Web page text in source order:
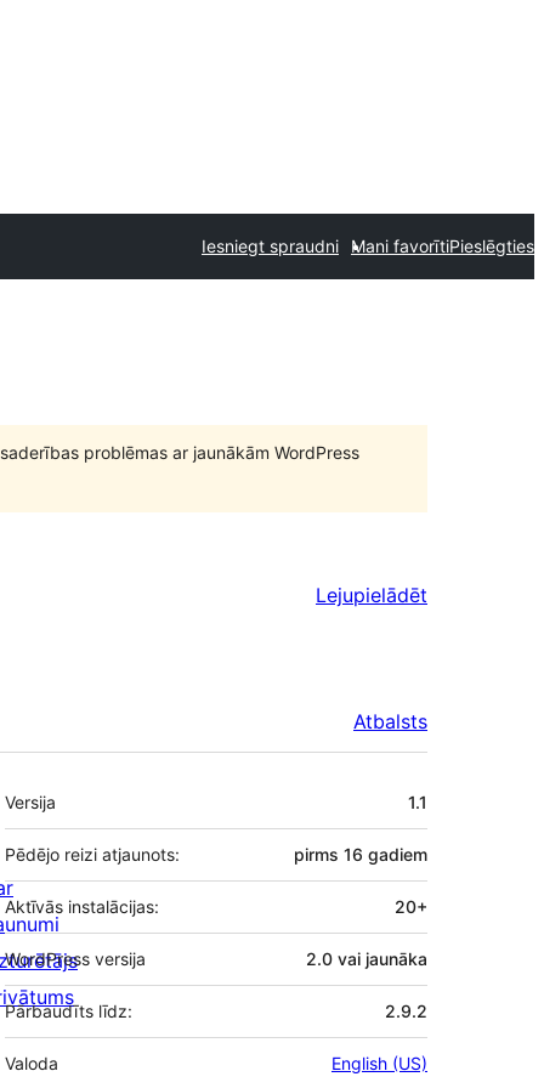
Iesniegt spraudni Mani favorītiPieslēgties
problēmas ar jaunākām WordPress
Lejupielādēt
Atbalsts
Meta
Versija 1.1
Pēdējo reizi atjaunots: pirms 16 gadiem
Aktīvās instalācijas: 20+
WordPress versija 2.0 vai jaunāka
Pārbaudīts līdz: 2.9.2
Valoda English (US)